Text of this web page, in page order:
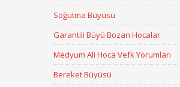
Soğutma Büyüsü
Garantili Büyü Bozan Hocalar
Medyum Ali Hoca Vefk Yorumları
Bereket Büyüsü